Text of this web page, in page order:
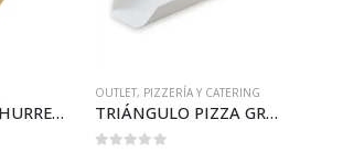
TRIÁNGULO CHURRERÍA CUERO 600 (X1122)
OUTLET, PIZZERÍA Y CATERING
TRIÁNGULO PIZZA GRANDE (X113)